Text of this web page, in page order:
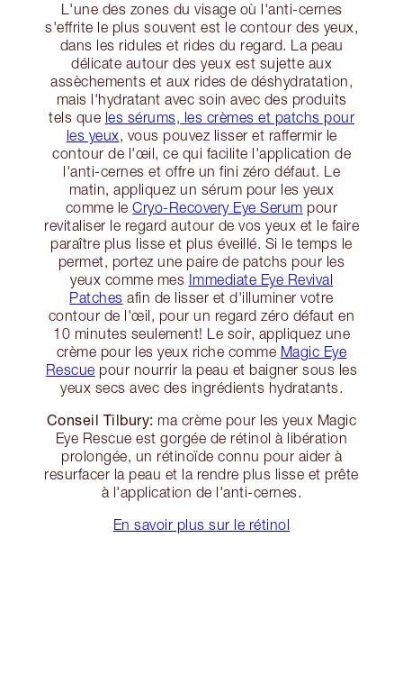
L'une des zones du visage où l'anti-cernes
s'effrite le plus souvent est le contour des yeux,
dans les ridules et rides du regard. La peau
délicate autour des yeux est sujette aux
assèchements et aux rides de déshydratation,
mais l'hydratant avec soin avec des produits
tels que les sérums, les crèmes et patchs pour
les yeux, vous pouvez lisser et raffermir le
contour de l'œil, ce qui facilite l'application de
l'anti-cernes et offre un fini zéro défaut. Le
matin, appliquez un sérum pour les yeux
comme leCryo-Recovery Eye Serum pour
revitaliser le regard autour de vos yeux et le faire
paraître plus lisse et plus éveillé. Si le temps le
permet, portez une paire de patchs pour les
yeux comme mes Immediate Eye Revival
Patches afin de lisser et d'illuminer votre
contour de l'œil, pour un regard zéro défaut en
10 minutes seulement! Le soir, appliquez une
crème pour les yeux riche comme Magic Eye
Rescue pour nourrir la peau et baigner sous les
yeux secs avec des ingrédients hydratants.
Conseil Tilbury: ma crème pour les yeux Magic
Eye Rescue est gorgée de rétinol à libération
prolongée, un rétinoïde connu pour aider à
resurfacer la peau et la rendre plus lisse et prête
à l'application de l'anti-cernes.
En savoir plus sur le rétinol